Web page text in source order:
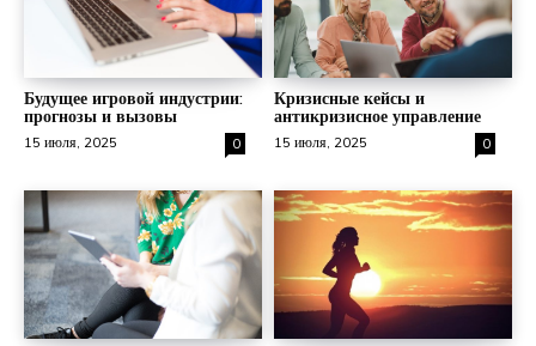
Будущее игровой индустрии:
прогнозы и вызовы
15 июля, 2025 0
Кризисные кейсы и
антикризисное управление
15 июля, 2025 0